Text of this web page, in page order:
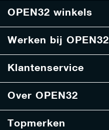
w
r
f
OPEN32 winkels
Werken bij OPEN32
Klantenservice
Over OPEN32
Topmerken